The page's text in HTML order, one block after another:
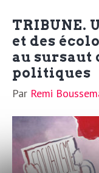
TRIBUNE.
et des
au sursaut
politiques
Par Remi